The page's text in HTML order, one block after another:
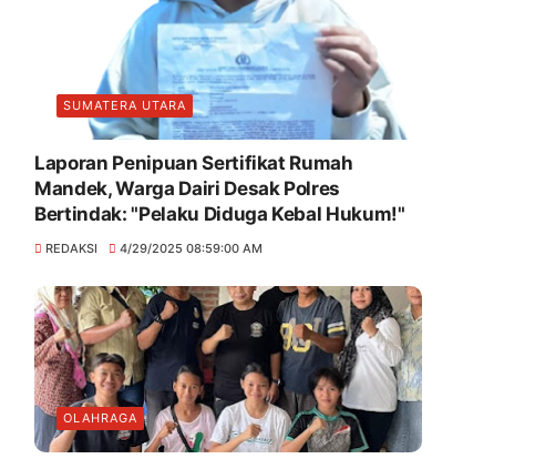
SUMATERA UTARA
Laporan Penipuan Sertifikat Rumah
Mandek, Warga Dairi Desak Polres
Bertindak: "Pelaku Diduga Kebal Hukum!"
REDAKSI 4/29/2025 08:59:00 AM
OLAHRAGA